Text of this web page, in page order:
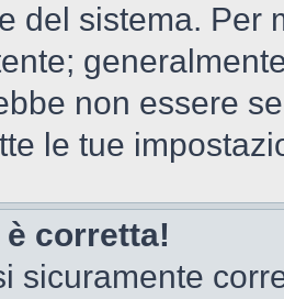
del sistema. Per
non essere
le tue
è corretta!
sicuramente